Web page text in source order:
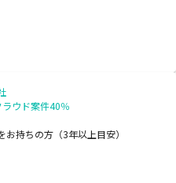
ウド案件40％
持ちの方（3年以上目安）